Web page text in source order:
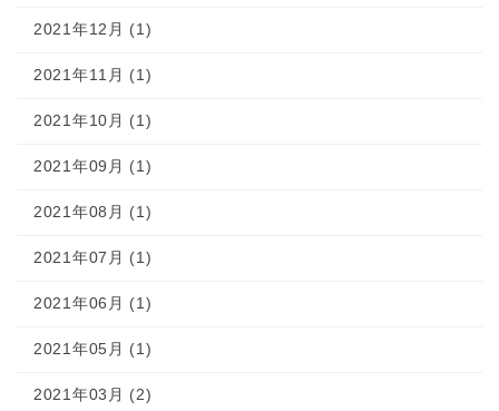
2021年12月 (1)
2021年11月 (1)
2021年10月 (1)
2021年09月 (1)
2021年08月 (1)
2021年07月 (1)
2021年06月 (1)
2021年05月 (1)
2021年03月 (2)